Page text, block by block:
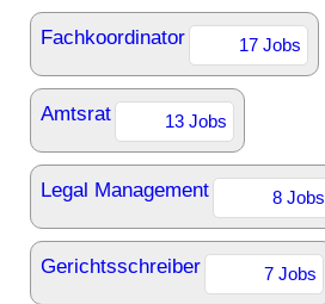
Fachkoordinator 17 Jobs
Amtsrat 13 Jobs
Legal Management 8 Jobs
Gerichtsschreiber 7 Jobs